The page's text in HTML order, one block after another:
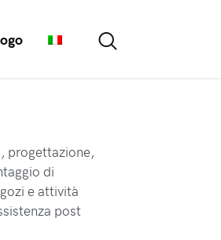
progettazione,
di
e attività
post